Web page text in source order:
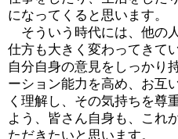
になってくると思います。
そういう時代には、他の
仕方も大きく変わってきて
自分自身の意見をしっかり
ーション能力を高め、お互
く理解し、その気持ちを尊
よう、皆さん自身も、これ
ただきたいと思います。